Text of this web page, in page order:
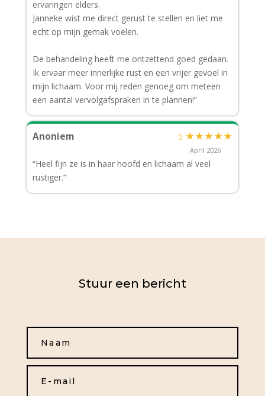
ervaringen elders.
Janneke wist me direct gerust te stellen en liet me
echt op mijn gemak voelen.
De behandeling heeft me ontzettend goed gedaan.
Ik ervaar meer innerlijke rust en een vrijer gevoel in
mijn lichaam. Voor mij reden genoeg om meteen
een aantal vervolgafspraken in te plannen!”
Anoniem 5 ★★★★★
April 2026
“Heel fijn ze is in haar hoofd en lichaam al veel
rustiger.”
Stuur een bericht